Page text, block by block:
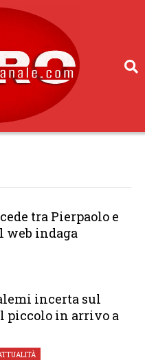
tra Pierpaolo e
web indaga
incerta sul
piccolo in arrivo a